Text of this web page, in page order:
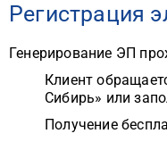
Регистрация
Генерирование ЭП
Клиент
Сибирь» или
Получение